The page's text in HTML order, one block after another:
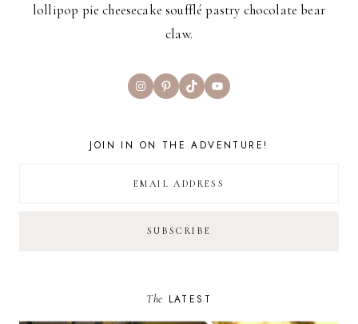
lollipop pie cheesecake soufflé pastry chocolate bear
claw.
InstagramPinterest
TikTokYouTube
JOIN IN ON THE ADVENTURE!
The LATEST